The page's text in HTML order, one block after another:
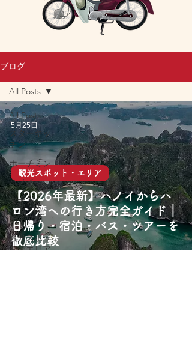
ブログ
All Posts
スターキッ
チン
ホーチミン
ハノイ
ダナン
ホイアン
観光スポッ
ト・エリア
All Posts
【2026年最新】ハノイからハ
ロン湾への行き方完全ガイド｜
日帰り・宿泊・バス・ツアーを
徹底比較
観光スポット・エリア
5月25日